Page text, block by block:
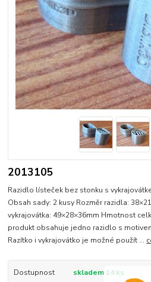
2013105
Razidlo lísteček bez stonku s
Obsah sady: 2 kusy Rozměr razidla:
vykrajovátka: 49×28×36mm Hmotnost
produkt obsahuje jedno razidlo s
Razítko i vykrajovátko je možné použít ...
Dostupnost skladem 14 ks